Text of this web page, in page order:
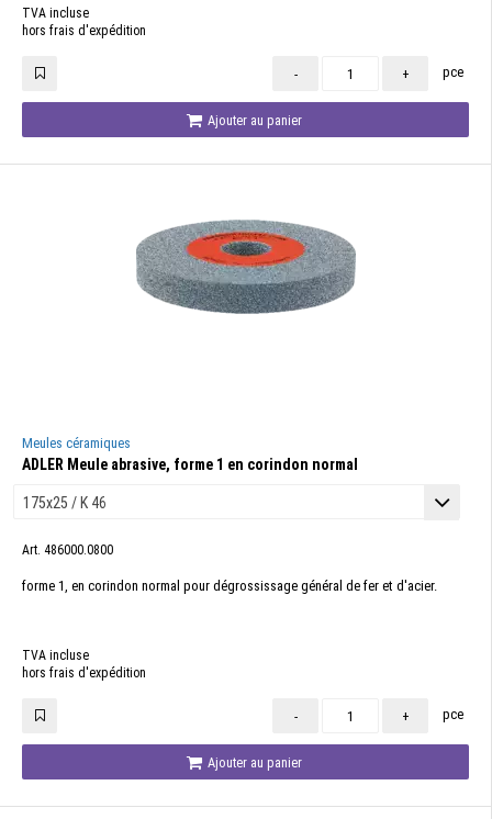
TVA incluse
hors frais d'expédition
- + pce
Ajouter au panier
Meules céramiques
ADLER Meule abrasive, forme 1 en corindon normal
Art. 486000.0800
forme 1, en corindon normal pour dégrossissage général de fer et d'acier.
TVA incluse
hors frais d'expédition
- + pce
Ajouter au panier